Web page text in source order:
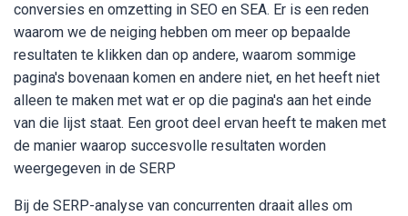
conversies en omzetting in SEO en SEA. Er is een reden
waarom we de neiging hebben om meer op bepaalde
resultaten te klikken dan op andere, waarom sommige
pagina's bovenaan komen en andere niet, en het heeft niet
alleen te maken met wat er op die pagina's aan het einde
van die lijst staat. Een groot deel ervan heeft te maken met
de manier waarop succesvolle resultaten worden
weergegeven in de SERP
Bij de SERP-analyse van concurrenten draait alles om